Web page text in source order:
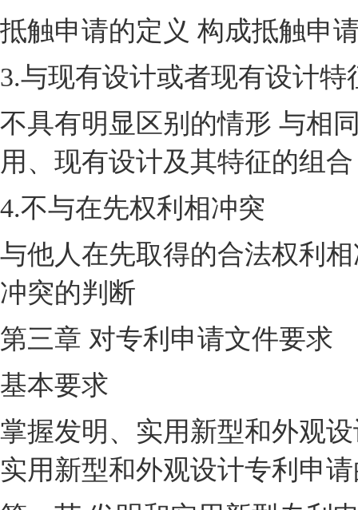
抵触申请的定义 构成抵触申
3.与现有设计或者现有设计
不具有明显区别的情形 与相
用、现有设计及其特征的组合
4.不与在先权利相冲突
与他人在先取得的合法权利
冲突的判断
第三章 对专利申请文件要求
基本要求
掌握发明、实用新型和外观
实用新型和外观设计专利申